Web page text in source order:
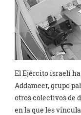
El Ejército israelí
Addameer, grupo
otros colectivos de
en la que les